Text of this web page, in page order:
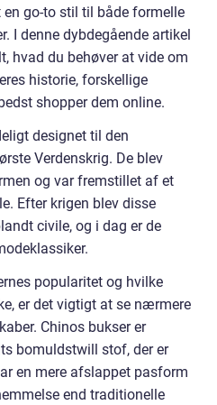
en go-to stil til både formelle
I denne dybdegående artikel
hvad du behøver at vide om
historie, forskellige
shopper dem online.
designet til den
Verdenskrig. De blev
og var fremstillet af et
Efter krigen blev disse
civile, og i dag er de
popularitet og hvilke
er det vigtigt at se nærmere
Chinos bukser er
bomuldstwill stof, der er
en mere afslappet pasform
end traditionelle